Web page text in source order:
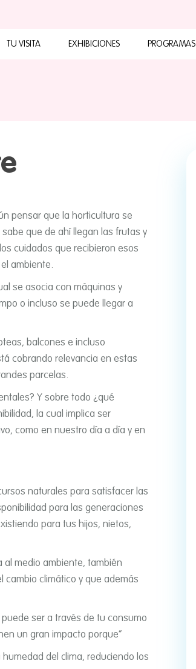
TU VISITA
Calendario Mensual
escolar
Preguntas
frecuentes
Mapa
EXHIBICIONES PROGRAMAS
Qué hacer
pensar que la horticultura se
que de ahí­ llegan las frutas y
cuidados que recibieron esos
ambiente.
se asocia con máquinas y
o incluso se puede llegar a
balcones e incluso
cobrando relevancia en estas
parcelas.
Y sobre todo ¿qué
la cual implica ser
como en nuestro dí­a a dí­a y en
naturales para satisfacer las
para las generaciones
para tus hijos, nietos,
medio ambiente, también
cambio climático y que además
ser a través de tu consumo
un gran impacto porque”
del clima, reduciendo los